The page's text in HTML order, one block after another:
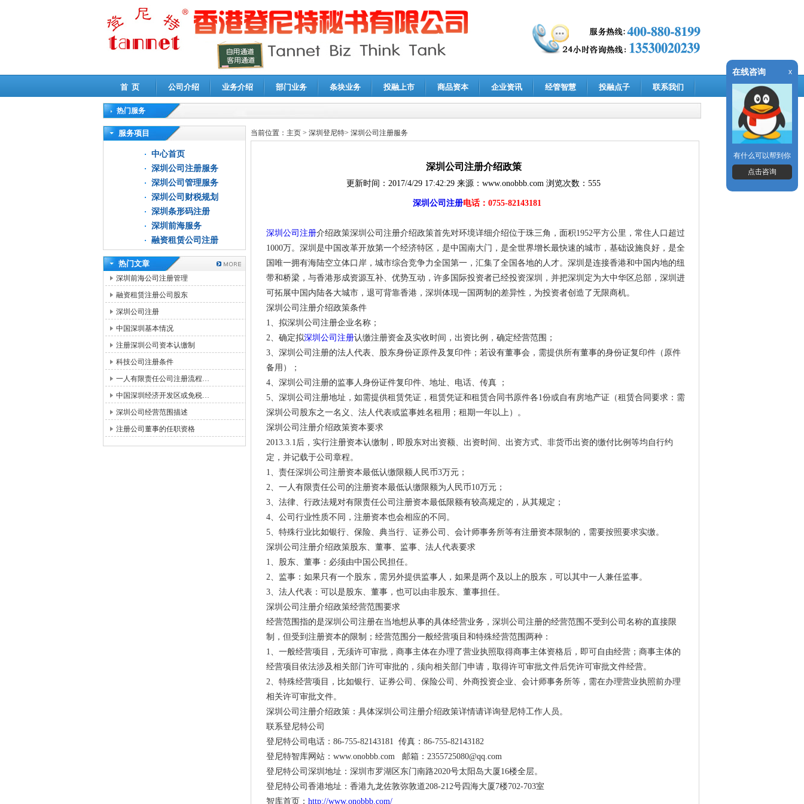
首 页 公司介绍 业务介绍 部门业务 条块业务 投融上市 商品资本 企业资讯 经管智慧 投融点子 联系我们
热门服务
高新技术企业认定审计|企业所得税汇算清缴申报鉴证
服务项目
中心首页
深圳公司注册服务
深圳公司管理服务
深圳公司财税规划
深圳条形码注册
深圳前海服务
融资租赁公司注册
热门文章
深圳前海公司注册管理
融资租赁注册公司股东
深圳公司注册
中国深圳基本情况
注册深圳公司资本认缴制
科技公司注册条件
一人有限责任公司注册流程…
中国深圳经济开发区或免税…
深圳公司经营范围描述
注册公司董事的任职资格
当前位置： 主页 > 深圳登尼特> 深圳公司注册服务
深圳公司注册介绍政策
更新时间： 2017/4/29 17:42:29 来源： www.onobbb.com 浏览次数：555
深圳公司注册电话：0755-82143181
深圳公司注册介绍政策深圳公司注册介绍政策首先对环境详细介绍位于珠三角，面积1952平方公里，常住人口超过
1000万。深圳是中国改革开放第一个经济特区，是中国南大门，是全世界增长最快速的城市，基础设施良好，是全
国唯一拥有海陆空立体口岸，城市综合竞争力全国第一，汇集了全国各地的人才。深圳是连接香港和中国内地的纽
带和桥梁，与香港形成资源互补、优势互动，许多国际投资者已经投资深圳，并把深圳定为大中华区总部，深圳进
可拓展中国内陆各大城市，退可背靠香港，深圳体现一国两制的差异性，为投资者创造了无限商机。
深圳公司注册介绍政策条件
1、拟深圳公司注册企业名称；
2、确定拟深圳公司注册认缴注册资金及实收时间，出资比例，确定经营范围；
3、深圳公司注册的法人代表、股东身份证原件及复印件；若设有董事会，需提供所有董事的身份证复印件（原件
备用）；
4、深圳公司注册的监事人身份证件复印件、地址、电话、传真 ；
5、深圳公司注册地址，如需提供租赁凭证，租赁凭证和租赁合同书原件各1份或自有房地产证（租赁合同要求：需
深圳公司股东之一名义、法人代表或监事姓名租用；租期一年以上）。
深圳公司注册介绍政策资本要求
2013.3.1后，实行注册资本认缴制，即股东对出资额、出资时间、出资方式、非货币出资的缴付比例等均自行约
定，并记载于公司章程。
1、责任深圳公司注册资本最低认缴限额人民币3万元；
2、一人有限责任公司的注册资本最低认缴限额为人民币10万元；
3、法律、行政法规对有限责任公司注册资本最低限额有较高规定的，从其规定；
4、公司行业性质不同，注册资本也会相应的不同。
5、特殊行业比如银行、保险、典当行、证券公司、会计师事务所等有注册资本限制的，需要按照要求实缴。
深圳公司注册介绍政策股东、董事、监事、法人代表要求
1、股东、董事：必须由中国公民担任。
2、监事：如果只有一个股东，需另外提供监事人，如果是两个及以上的股东，可以其中一人兼任监事。
3、法人代表：可以是股东、董事，也可以由非股东、董事担任。
深圳公司注册介绍政策经营范围要求
经营范围指的是深圳公司注册在当地想从事的具体经营业务，深圳公司注册的经营范围不受到公司名称的直接限
制，但受到注册资本的限制；经营范围分一般经营项目和特殊经营范围两种：
1、一般经营项目，无须许可审批，商事主体在办理了营业执照取得商事主体资格后，即可自由经营；商事主体的
经营项目依法涉及相关部门许可审批的，须向相关部门申请，取得许可审批文件后凭许可审批文件经营。
2、特殊经营项目，比如银行、证券公司、保险公司、外商投资企业、会计师事务所等，需在办理营业执照前办理
相关许可审批文件。
深圳公司注册介绍政策：具体深圳公司注册介绍政策详情请详询登尼特工作人员。
联系登尼特公司
登尼特公司电话：86-755-82143181 传真：86-755-82143182
登尼特智库网站：www.onobbb.com 邮箱：2355725080@qq.com
登尼特公司深圳地址：深圳市罗湖区东门南路2020号太阳岛大厦16楼全层。
登尼特公司香港地址：香港九龙佐敦弥敦道208-212号四海大厦7楼702-703室
智库首页： http://www.onobbb.com/
在线咨询 x
有什么可以帮到你
点击咨询